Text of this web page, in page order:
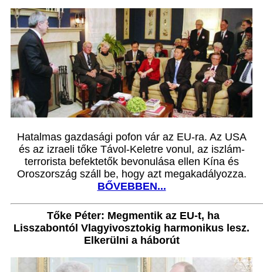
Hatalmas gazdasági pofon vár az EU-ra. Az USA
és az izraeli tőke Távol-Keletre vonul, az iszlám-
terrorista befektetők bevonulása ellen Kína és
Oroszország száll be, hogy azt megakadályozza.
BŐVEBBEN...
Tőke Péter: Megmentik az EU-t, ha
Lisszabontól Vlagyivosztokig harmonikus lesz.
Elkerülni a háborút